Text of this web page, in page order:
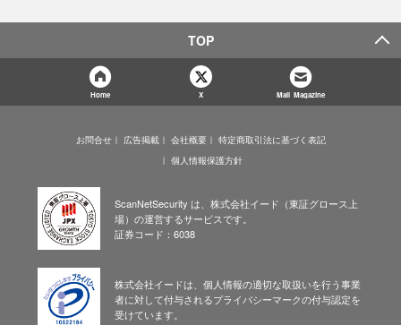
TOP
Home X Mail Magazine
お問合せ 広告掲載 会社概要
特定商取引法に基づく表記
個人情報保護方針
ScanNetSecurity は、株式会社イード（東証グロース上
場）の運営するサービスです。
証券コード：6038
株式会社イードは、個人情報の適切な取扱いを行う事業
者に対して付与されるプライバシーマークの付与認定を
受けています。